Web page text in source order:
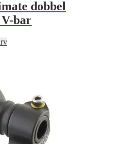
dobbel
bar